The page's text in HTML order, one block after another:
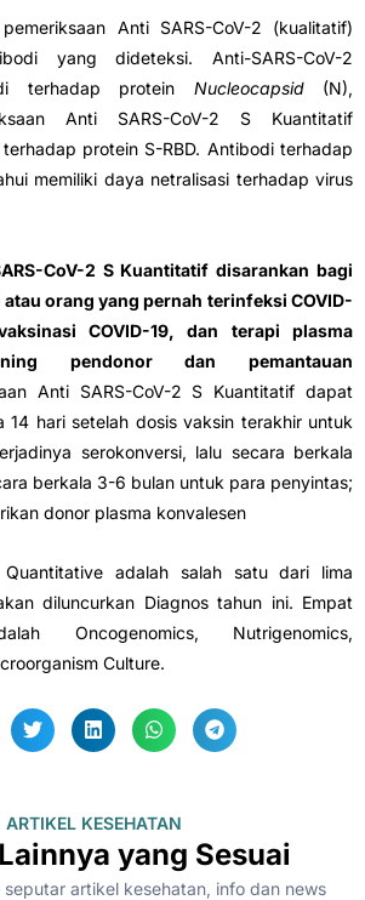
Anti SARS-CoV-2 (kualitatif)
yang dideteksi. Anti-SARS-CoV-2
terhadap protein Nucleocapsid(N),
Anti SARS-CoV-2 S Kuantitatif
protein S-RBD. Antibodi terhadap
memiliki daya netralisasi terhadap virus
CoV-2 S Kuantitatif disarankan bagi
atau orang yang pernah terinfeksi COVID-
COVID-19, dan terapi plasma
pendonor dan pemantauan
Anti SARS-CoV-2 S Kuantitatif dapat
14 hari setelah dosis vaksin terakhir untuk
serokonversi, lalu secara berkala
berkala 3-6 bulan untuk para penyintas;
donor plasma konvalesen
adalah salah satu dari lima
diluncurkan Diagnos tahun ini. Empat
Oncogenomics, Nutrigenomics,
Culture.
ARTIKEL KESEHATAN
yang Sesuai
artikel kesehatan, info dan news